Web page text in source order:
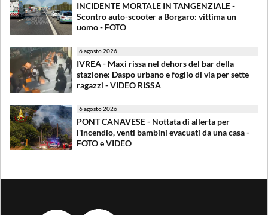
INCIDENTE MORTALE IN TANGENZIALE -
Scontro auto-scooter a Borgaro: vittima un
uomo - FOTO
6 agosto 2026
IVREA - Maxi rissa nel dehors del bar della
stazione: Daspo urbano e foglio di via per sette
ragazzi - VIDEO RISSA
6 agosto 2026
PONT CANAVESE - Nottata di allerta per
l'incendio, venti bambini evacuati da una casa -
FOTO e VIDEO